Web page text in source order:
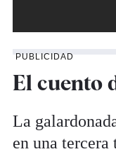
PUBLICIDAD
El cuento
La
en una